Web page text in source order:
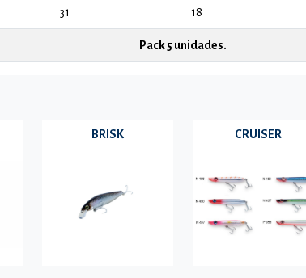
31 18
Pack 5 unidades.
BRISK CRUISER